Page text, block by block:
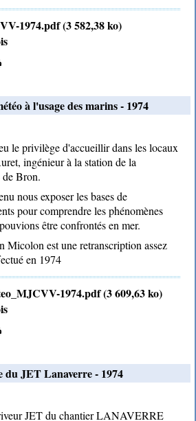
1974.pdf (3 582,38 ko)
à l'usage des marins - 1974
le privilège d'accueillir dans les locaux
ingénieur à la station de la
Bron.
nous exposer les bases de
pour comprendre les phénomènes
être confrontés en mer.
Micolon est une retranscription assez
en 1974
1974.pdf (3 609,63 ko)
du JET Lanaverre - 1974
JET du chantier LANAVERRE